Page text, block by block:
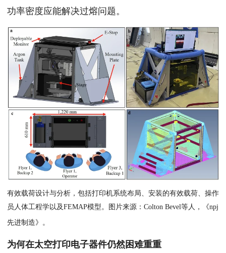
功率密度应能解决过熔问题。
有效载荷设计与分析，包括打印机系统布局、安装的有效载荷、操作
员人体工程学以及FEMAP模型。图片来源：Colton Bevel等人，《npj
先进制造》。
为何在太空打印电子器件仍然困难重重